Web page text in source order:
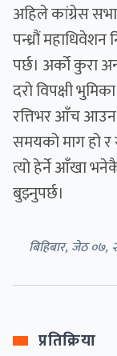
अहिले कांग्रेस
पन्ध्रौं महाधिवेशन
पर्छ। अर्को कुरा
दरो विपक्षी
रत्तिभर आँच आउन
समयको माग हो
त्यो हेर्ने आँखा
बुझ्नुपर्छ।
बिहिबार, जेठ ०७,
प्रतिक्रिया